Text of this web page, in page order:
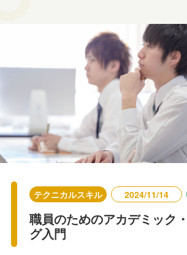
テクニカルスキル 2024/11/14
職員のためのアカデミック
グ入門